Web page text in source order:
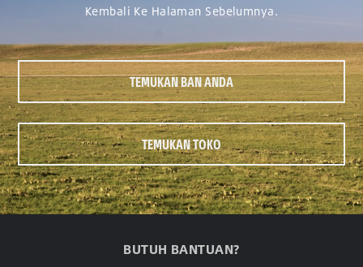
Kembali Ke Halaman Sebelumnya.
TEMUKAN BAN ANDA
TEMUKAN TOKO
BUTUH BANTUAN?